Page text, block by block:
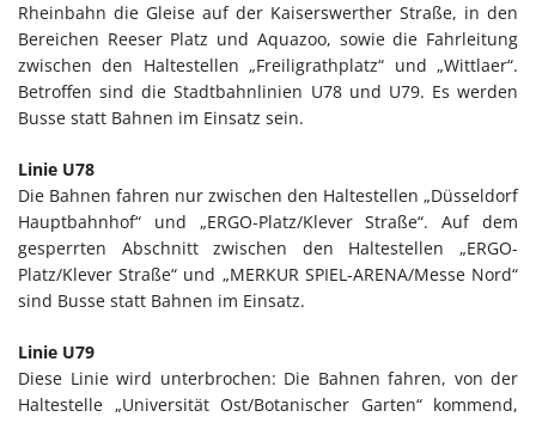
Rheinbahn die Gleise auf der Kaiserswerther Straße, in den
Bereichen Reeser Platz und Aquazoo, sowie die Fahrleitung
zwischen den Haltestellen „Freiligrathplatz“ und „Wittlaer“.
Betroffen sind die Stadtbahnlinien U78 und U79. Es werden
Busse statt Bahnen im Einsatz sein.
Linie U78
Die Bahnen fahren nur zwischen den Haltestellen „Düsseldorf
Hauptbahnhof“ und „ERGO-Platz/Klever Straße“. Auf dem
gesperrten Abschnitt zwischen den Haltestellen „ERGO-
Platz/Klever Straße“ und „MERKUR SPIEL-ARENA/Messe Nord“
sind Busse statt Bahnen im Einsatz.
Linie U79
Diese Linie wird unterbrochen: Die Bahnen fahren, von der
Haltestelle „Universität Ost/Botanischer Garten“ kommend,